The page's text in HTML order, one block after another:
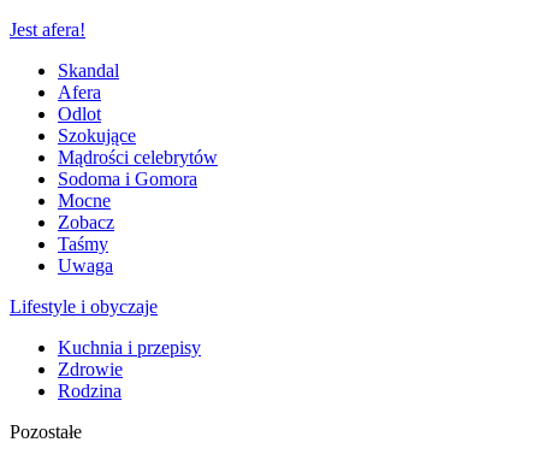
Jest afera!
Skandal
Afera
Odlot
Szokujące
Mądrości celebrytów
Sodoma i Gomora
Mocne
Zobacz
Taśmy
Uwaga
Lifestyle i obyczaje
Kuchnia i przepisy
Zdrowie
Rodzina
Pozostałe